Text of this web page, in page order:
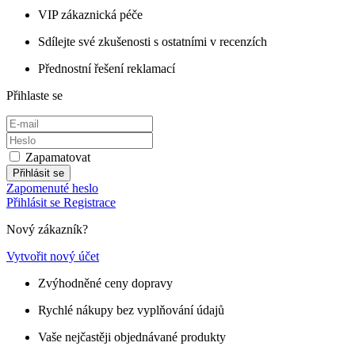
VIP zákaznická péče
Sdílejte své zkušenosti s ostatními v recenzích
Přednostní řešení reklamací
Přihlaste se
Zapamatovat
Přihlásit se
Zapomenuté heslo
Přihlásit se Registrace
Nový zákazník?
Vytvořit nový účet
Zvýhodněné ceny dopravy
Rychlé nákupy bez vyplňování údajů
Vaše nejčastěji objednávané produkty